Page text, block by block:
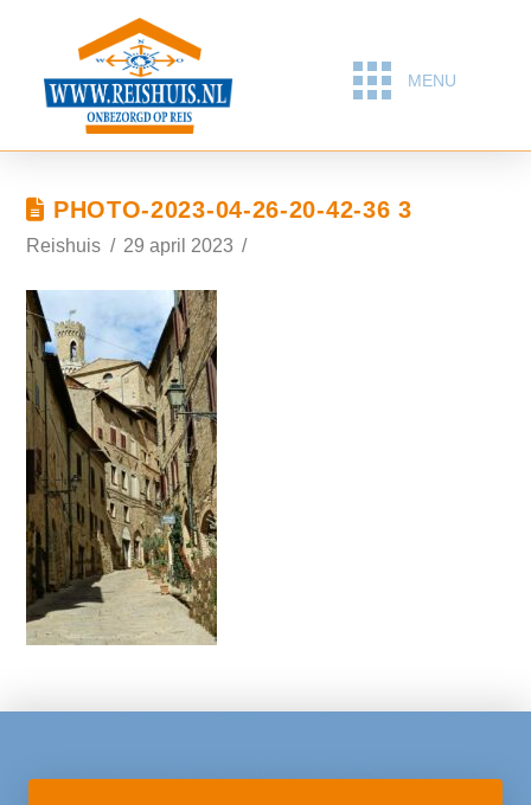
MENU
PHOTO-2023-04-26-20-42-36 3
Reishuis 29 april 2023